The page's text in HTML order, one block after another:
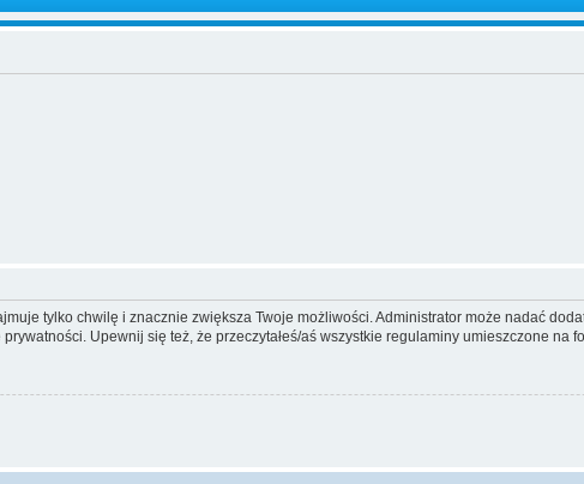
tylko chwilę i znacznie zwiększa Twoje możliwości. Administrator może nadać
Upewnij się też, że przeczytałeś/aś wszystkie regulaminy umieszczone na